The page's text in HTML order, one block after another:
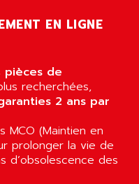
EN LIGNE
pièces de
recherchées,
2 ans par
MCO (Maintien en
prolonger la vie de
d’obsolescence des